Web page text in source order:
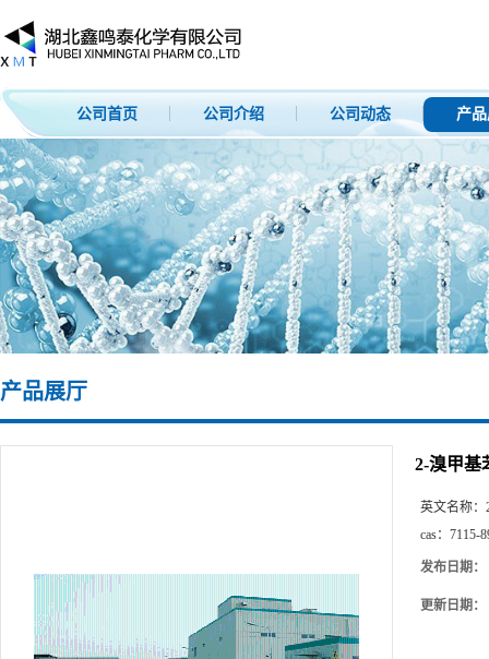
公司首页 公司介绍 公司动态 产
产品展厅
2-溴甲基
英文名称：
cas： 7115-
发布日期：
更新日期：